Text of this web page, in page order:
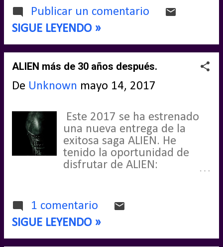
prevista en forma de pre-
cuela. Afortunadamente
pude disfrutar de ella tras
una larga espera, por lo que
estoy en disposición de
publicar Mis Impresiones
sobre ALIEN: COVENANT. Si
eres seguidor de esta saga y
impresiones con las mías
continúa leyendo.
Publicar un comentario
SIGUE LEYENDO »
ALIEN más de 30 años después.
De Unknown mayo 14, 2017
Este 2017 se ha estrenado
una nueva entrega de la
exitosa saga ALIEN. He
tenido la oportunidad de
disfrutar de ALIEN:
Scott, padre de la criatura, y
que nos trae la continuación
de PROMETHEUS, la primera
entrega a modo de pre-cuela
1 comentario
SIGUE LEYENDO »